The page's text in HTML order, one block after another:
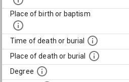
Place of birth or baptism
Time of death or burial
Place of death or burial
Degree